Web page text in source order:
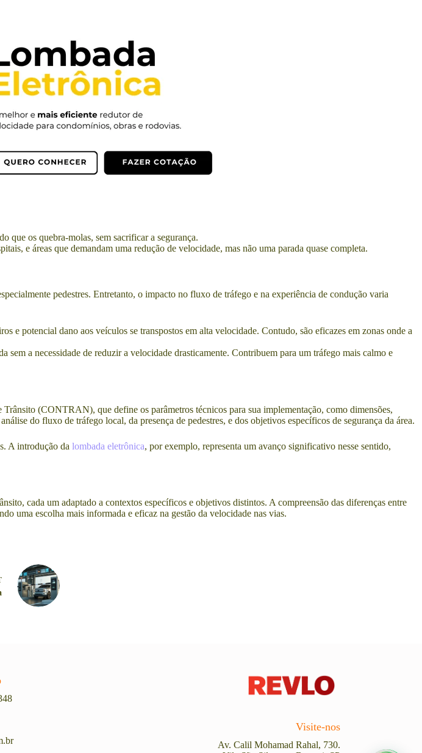
que os quebra-molas, sem sacrificar a segurança.
e áreas que demandam uma redução de velocidade, mas não uma parada quase completa.
pedestres. Entretanto, o impacto no fluxo de tráfego e na experiência de condução varia
e potencial dano aos veículos se transpostos em alta velocidade. Contudo, são eficazes em zonas onde a
sem a necessidade de reduzir a velocidade drasticamente. Contribuem para um tráfego mais calmo e
(CONTRAN), que define os parâmetros técnicos para sua implementação, como dimensões,
do fluxo de tráfego local, da presença de pedestres, e dos objetivos específicos de segurança da área.
A introdução da lombada eletrônica, por exemplo, representa um avanço significativo nesse sentido,
cada um adaptado a contextos específicos e objetivos distintos. A compreensão das diferenças entre
uma escolha mais informada e eficaz na gestão da velocidade nas vias.
Visite-nos
Av. Calil Mohamad Rahal, 730.